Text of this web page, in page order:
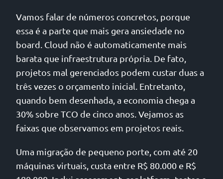
Vamos falar de números concretos, porque
essa é a parte que mais gera ansiedade no
board. Cloud não é automaticamente mais
barata que infraestrutura própria. De fato,
projetos mal gerenciados podem custar duas a
três vezes o orçamento inicial. Entretanto,
quando bem desenhada, a economia chega a
30% sobre TCO de cinco anos. Vejamos as
faixas que observamos em projetos reais.
Uma migração de pequeno porte, com até 20
máquinas virtuais, custa entre R$ 80.000 e R$